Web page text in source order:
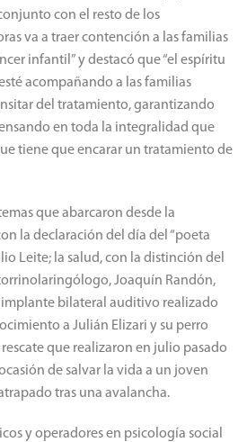
con el resto de los
va a traer contención a las familias
infantil” y destacó que “el espíritu
acompañando a las familias
del tratamiento, garantizando
en toda la integralidad que
tiene que encarar un tratamiento de
que abarcaron desde la
la declaración del día del “poeta
Leite; la salud, con la distinción del
Joaquín Randón,
bilateral auditivo realizado
a Julián Elizari y su perro
que realizaron en julio pasado
de salvar la vida a un joven
tras una avalancha.
y operadores en psicología social